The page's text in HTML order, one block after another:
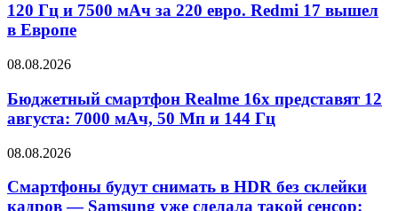
120 Гц и 7500 мАч за 220 евро. Redmi 17 вышел
в Европе
08.08.2026
Бюджетный смартфон Realme 16x представят 12
августа: 7000 мАч, 50 Мп и 144 Гц
08.08.2026
Смартфоны будут снимать в HDR без склейки
кадров — Samsung уже сделала такой сенсор: